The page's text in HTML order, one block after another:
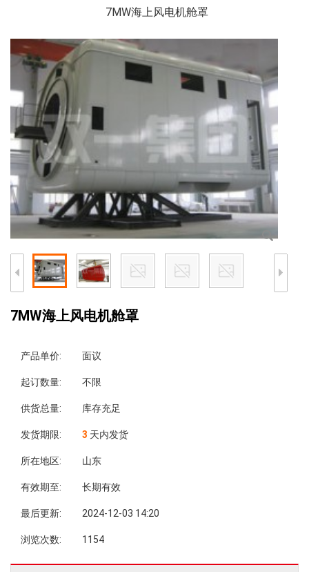
7MW海上风电机舱罩
7MW海上风电机舱罩
产品单价: 面议
起订数量: 不限
供货总量: 库存充足
发货期限: 3 天内发货
所在地区: 山东
有效期至: 长期有效
最后更新: 2024-12-03 14:20
浏览次数: 1154